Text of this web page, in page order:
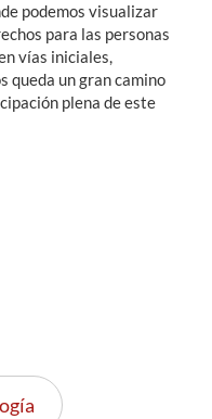
podemos visualizar
para las personas
vías iniciales,
queda un gran camino
plena de este